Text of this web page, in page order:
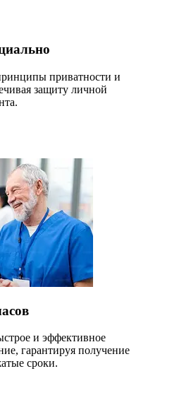
приватности и
защиту личной
и эффективное
гарантируя получение
сроки.